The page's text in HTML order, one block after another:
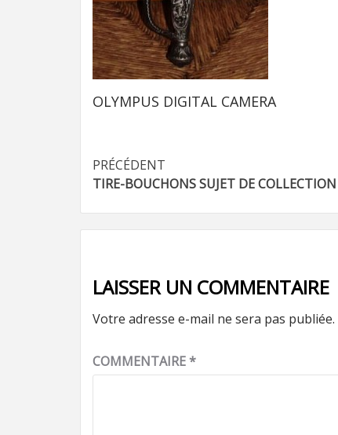
OLYMPUS DIGITAL CAMERA
Navigation
d’article
PRÉCÉDENT
TIRE-BOUCHONS SUJET DE COLLECTION
LAISSER UN COMMENTAIRE
Votre adresse e-mail ne sera pas publiée.
COMMENTAIRE*